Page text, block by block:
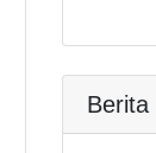
Berita